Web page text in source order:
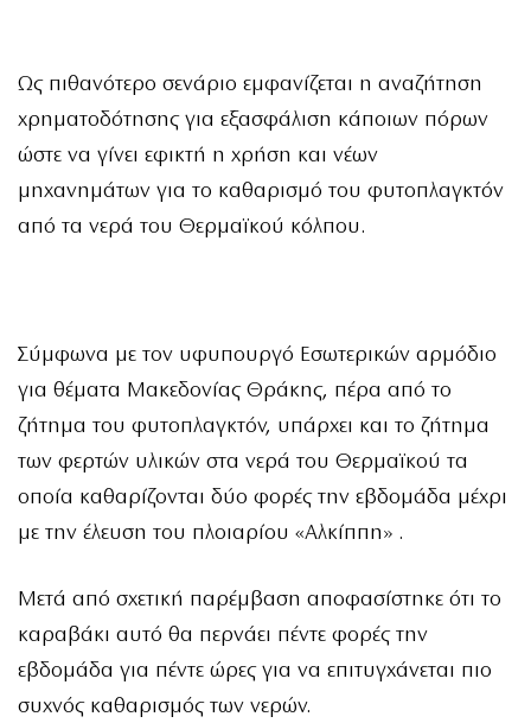
Ως πιθανότερο σενάριο εμφανίζεται η αναζήτηση
χρηματοδότησης για εξασφάλιση κάποιων πόρων
ώστε να γίνει εφικτή η χρήση και νέων
μηχανημάτων για το καθαρισμό του φυτοπλαγκτόν
από τα νερά του Θερμαϊκού κόλπου.
Σύμφωνα με τον υφυπουργό Εσωτερικών αρμόδιο
για θέματα Μακεδονίας Θράκης, πέρα από το
ζήτημα του φυτοπλαγκτόν, υπάρχει και το ζήτημα
των φερτών υλικών στα νερά του Θερμαϊκού τα
οποία καθαρίζονται δύο φορές την εβδομάδα μέχρι
με την έλευση του πλοιαρίου «Αλκίππη» .
Μετά από σχετική παρέμβαση αποφασίστηκε ότι το
καραβάκι αυτό θα περνάει πέντε φορές την
εβδομάδα για πέντε ώρες για να επιτυγχάνεται πιο
συχνός καθαρισμός των νερών.